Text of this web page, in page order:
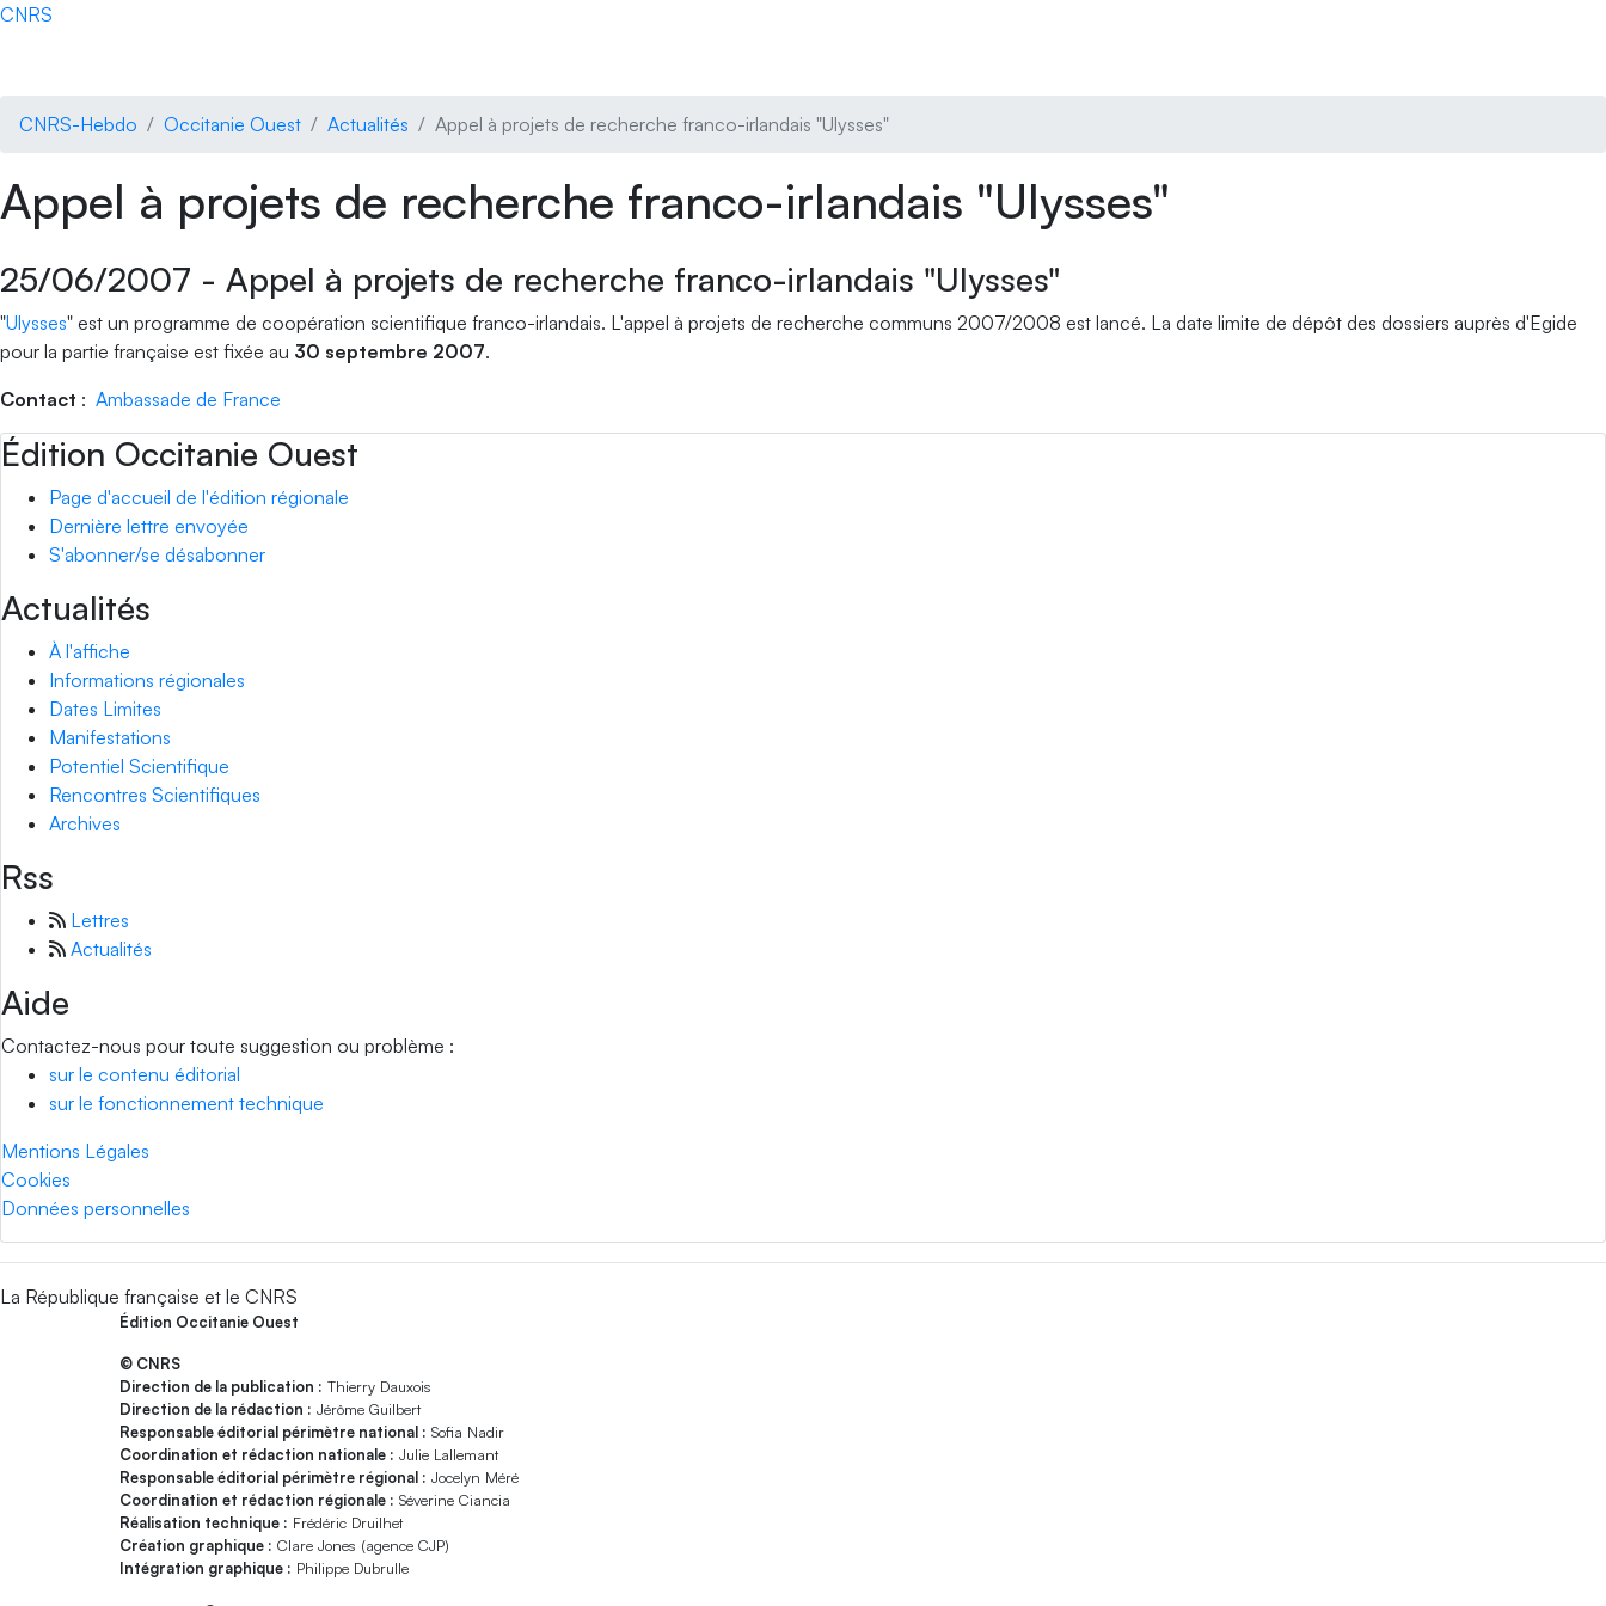
Accédez directement au contenu de la page
CNRS
CNRS-Hebdo Occitanie Ouest Actualités Appel à projets de recherche franco-irlandais "Ulysses"
Appel à projets de recherche franco-irlandais "Ulysses"
25/06/2007 - Appel à projets de recherche franco-irlandais "Ulysses"
"Ulysses" est un programme de coopération scientifique franco-irlandais. L'appel à projets de recherche communs 2007/2008 est lancé. La date limite de dépôt des dossiers auprès d'Egide
pour la partie française est fixée au 30 septembre 2007.
Contact : Ambassade de France
Édition Occitanie Ouest
Page d'accueil de l'édition régionale
Dernière lettre envoyée
S'abonner/se désabonner
Actualités
À l'affiche
Informations régionales
Dates Limites
Manifestations
Potentiel Scientifique
Rencontres Scientifiques
Archives
Rss
Lettres
Actualités
Aide
Contactez-nous pour toute suggestion ou problème :
sur le contenu éditorial
sur le fonctionnement technique
Mentions Légales
Cookies
Données personnelles
La République française et le CNRS
Édition Occitanie Ouest
© CNRS
Direction de la publication : Thierry Dauxois
Direction de la rédaction : Jérôme Guilbert
Responsable éditorial périmètre national : Sofia Nadir
Coordination et rédaction nationale : Julie Lallemant
Responsable éditorial périmètre régional : Jocelyn Méré
Coordination et rédaction régionale : Séverine Ciancia
Réalisation technique : Frédéric Druilhet
Création graphique : Clare Jones (agence CJP)
Intégration graphique : Philippe Dubrulle